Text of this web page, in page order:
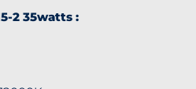
2 35watts :